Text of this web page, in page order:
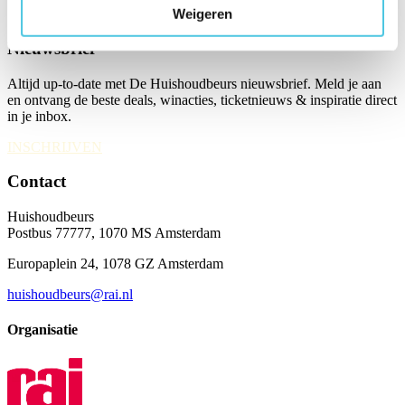
Weigeren
Nieuwsbrief
Altijd up-to-date met De Huishoudbeurs nieuwsbrief. Meld je aan
en ontvang de beste deals, winacties, ticketnieuws & inspiratie direct
in je inbox.
INSCHRIJVEN
Contact
Huishoudbeurs
Postbus 77777, 1070 MS Amsterdam
Europaplein 24, 1078 GZ Amsterdam
huishoudbeurs@rai.nl
Organisatie